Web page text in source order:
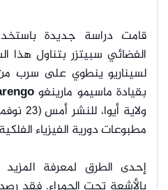
قامت دراسة جديدة
الفضائي سبيتزر بتناول هذا
لسيناريو ينطوي على سرب
بقيادة ماسيمو مارينغو
مطبوعات دورية الفيزياء
إحدى الطرق لمعرفة